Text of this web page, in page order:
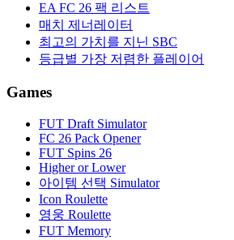
EA FC 26 팩 리스트
매치 제너레이터
최고의 가치를 지닌 SBC
등급별 가장 저렴한 플레이어
Games
FUT Draft Simulator
FC 26 Pack Opener
FUT Spins 26
Higher or Lower
아이템 선택 Simulator
Icon Roulette
영웅 Roulette
FUT Memory